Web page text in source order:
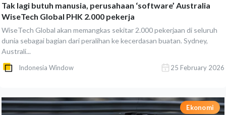
Tak lagi butuh manusia, perusahaan ‘software’ Australia
WiseTech Global PHK 2.000 pekerja
WiseTech Global akan memangkas sekitar 2.000 pekerjaan di seluruh
dunia sebagai bagian dari peralihan ke kecerdasan buatan. Sydney,
Australi...
Indonesia Window 25 February 2026
Ekonomi